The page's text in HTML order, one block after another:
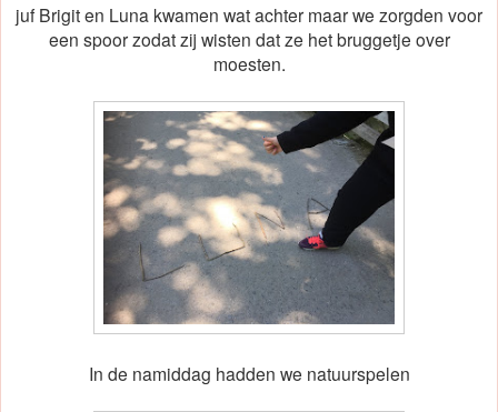
juf Brigit en Luna kwamen wat achter maar we zorgden voor
een spoor zodat zij wisten dat ze het bruggetje over
moesten.
In de namiddag hadden we natuurspelen